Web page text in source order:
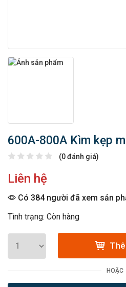
600A-800A Kìm kẹp
(0 đánh giá)
Liên hệ
Có 384 người đã xem sản
Tình trạng: Còn hàng
HOẶC